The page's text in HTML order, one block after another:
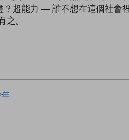
超能力 — 誰不想在這個社會
之。
年